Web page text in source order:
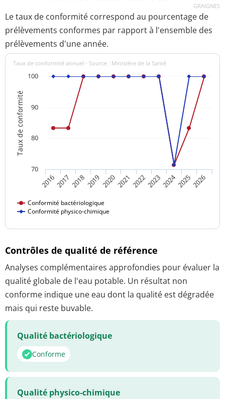
GRAIGNES
Le taux de conformité correspond au pourcentage de
prélèvements conformes par rapport à l'ensemble des
prélèvements d'une année.
Taux de conformité
Taux de conformité annuel - Source : Ministère de la Santé
Conformité bactériologique
Conformité physico-chimique
20162017 201820192020202120222023202420252026
70
80
90
100
Contrôles de qualité de référence
Analyses complémentaires approfondies pour évaluer la
qualité globale de l'eau potable. Un résultat non
conforme indique une eau dont la qualité est dégradée
mais qui reste buvable.
Qualité bactériologique
Conforme
Qualité physico-chimique